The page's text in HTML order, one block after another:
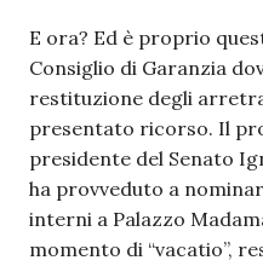
E ora? Ed è proprio
Consiglio di Garanzia
restituzione degli
presentato ricorso. Il
presidente del Senato
ha provveduto a
interni a Palazzo
momento di “vacatio”,